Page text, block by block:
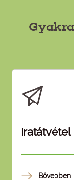
Iratátvétel
Bővebben